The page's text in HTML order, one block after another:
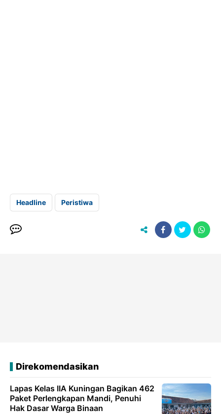
Headline Peristiwa
Direkomendasikan
Lapas Kelas IIA Kuningan Bagikan 462
Paket Perlengkapan Mandi, Penuhi
Hak Dasar Warga Binaan